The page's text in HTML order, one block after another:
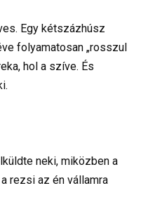
Egy kétszázhúsz
folyamatosan „rosszul
hol a szíve. És
neki, miközben a
rezsi az én vállamra